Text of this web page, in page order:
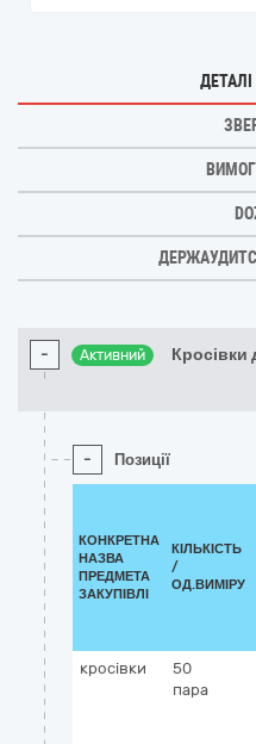
ДЕТАЛІ
- Активний Кросівки
- Позиції
КОНКРЕТНА
НАЗВА
ПРЕДМЕТА
ЗАКУПІВЛІ
КІЛЬКІСТЬ
/
ОД.ВИМІРУ
кросівки
50
пара